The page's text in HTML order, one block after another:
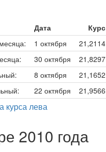
Дата
Курс
1 октября
21,2114
30 октября
21,8297
8 октября
21,1652
22 октября 21,9566
курса лева
2010 года